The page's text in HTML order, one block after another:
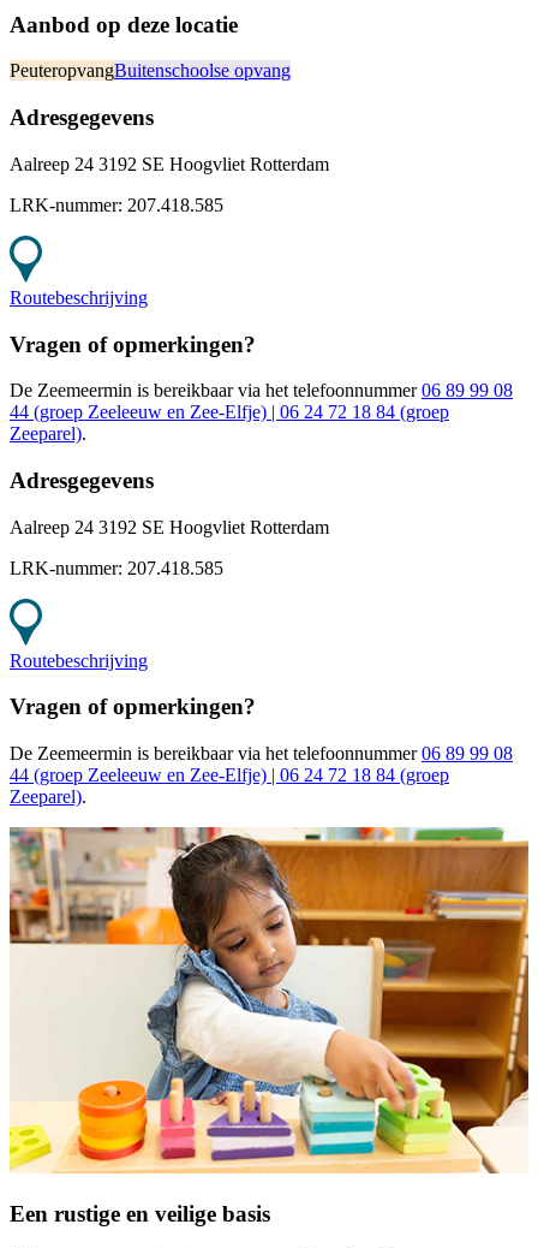
Aanbod op deze locatie
PeuteropvangBuitenschoolse opvang
Adresgegevens
Aalreep 24 3192 SE Hoogvliet Rotterdam
LRK-nummer: 207.418.585
Routebeschrijving
Vragen of opmerkingen?
De Zeemeermin is bereikbaar via het telefoonnummer 06 89 99 08
44 (groep Zeeleeuw en Zee-Elfje) | 06 24 72 18 84 (groep
Zeeparel).
Adresgegevens
Aalreep 24 3192 SE Hoogvliet Rotterdam
LRK-nummer: 207.418.585
Routebeschrijving
Vragen of opmerkingen?
De Zeemeermin is bereikbaar via het telefoonnummer 06 89 99 08
44 (groep Zeeleeuw en Zee-Elfje) | 06 24 72 18 84 (groep
Zeeparel).
Een rustige en veilige basis